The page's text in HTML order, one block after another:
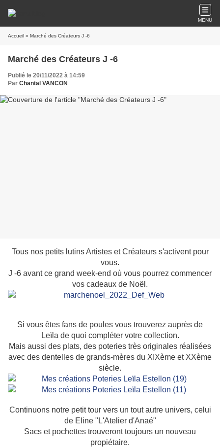
MENU
Accueil » Marché des Créateurs J -6
Marché des Créateurs J -6
Publié le 20/11/2022 à 14:59
Par Chantal VANCON
Tous nos petits lutins Artistes et Créateurs s'activent pour
vous.
J -6 avant ce grand week-end où vous pourrez commencer
vos cadeaux de Noël.
Si vous êtes fans de poules vous trouverez auprès de
Leïla de quoi compléter votre collection.
Mais aussi des plats, des poteries très originales réalisées
avec des dentelles de grands-mères du XIXème et XXème
siècle.
Continuons notre petit tour vers un tout autre univers, celui
de Eline "L'Atelier d'Anaé"
Sacs et pochettes trouveront toujours un nouveau
propiétaire.